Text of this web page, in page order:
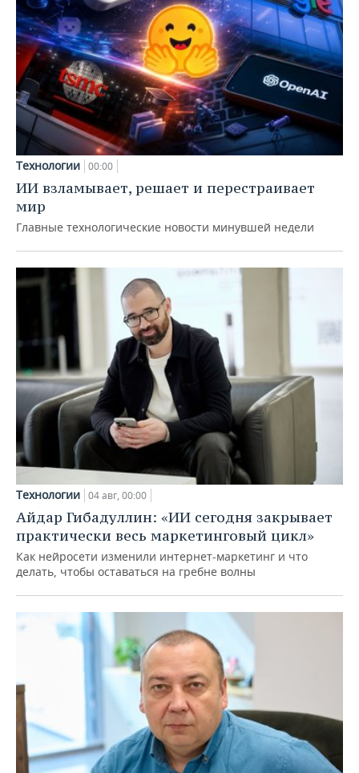
Технологии 00:00
ИИ взламывает, решает и перестраивает
мир
Главные технологические новости минувшей недели
Технологии 04 авг, 00:00
Айдар Гибадуллин: «ИИ сегодня закрывает
практически весь маркетинговый цикл»
Как нейросети изменили интернет-маркетинг и что
делать, чтобы оставаться на гребне волны